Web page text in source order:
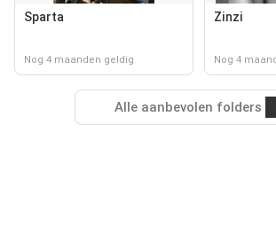
Sparta
Nog 4 maanden geldig
Zinzi
Nog 4
Alle aanbevolen folders